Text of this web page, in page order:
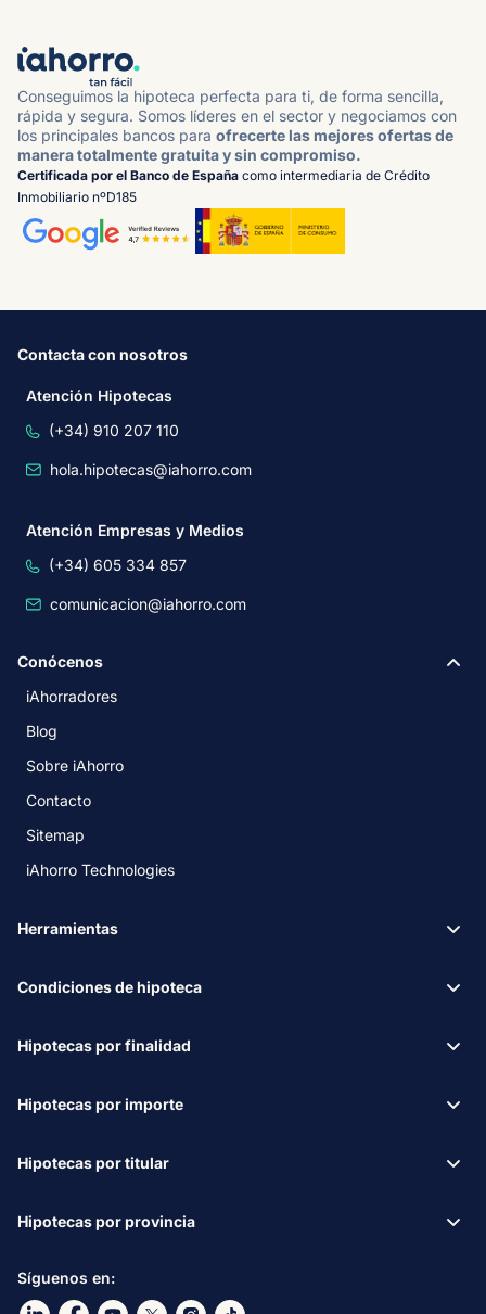
Conseguimos la hipoteca perfecta para ti, de forma sencilla,
rápida y segura. Somos líderes en el sector y negociamos con
los principales bancos para ofrecerte las mejores ofertas de
manera totalmente gratuita y sin compromiso.
Certificada por el Banco de España como intermediaria de Crédito
Inmobiliario nºD185
Contacta con nosotros
Atención Hipotecas
(+34) 910 207 110
hola.hipotecas@iahorro.com
Atención Empresas y Medios
(+34) 605 334 857
comunicacion@iahorro.com
Síguenos en:
Ir a nuestro Linkdin
Ir a nuestro Facebook
Ir a nuestro canal de Youtube
Ir a nuestro X
Ir a nuestro Instagram
Ir a nuestro TikTok
Conócenos
iAhorradores
Blog
Sobre iAhorro
Contacto
Sitemap
iAhorro Technologies
Herramientas
Condiciones de hipoteca
Hipotecas por finalidad
Hipotecas por importe
Hipotecas por titular
Hipotecas por provincia